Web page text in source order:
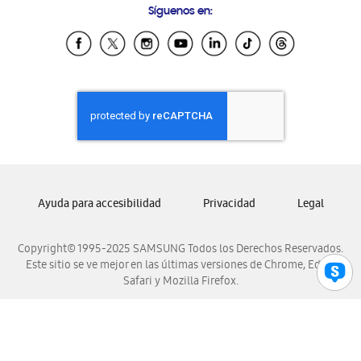
Samsung Ecuador
Samsung El Salvador
Samsung Honduras
Samsung Nicaragua
Samsung Panamá
Samsung Venezuela
Síguenos en:
Copyright© 1995-2025 SAMSUNG Todos los Derechos Reservados.
Este sitio se ve mejor en las últimas versiones de Chrome, Edge,
Safari y Mozilla Firefox.
Ayuda para accesibilidad Privacidad Legal